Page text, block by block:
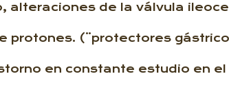
alteraciones de la válvula
protones. (¨protectores
en constante estudio en